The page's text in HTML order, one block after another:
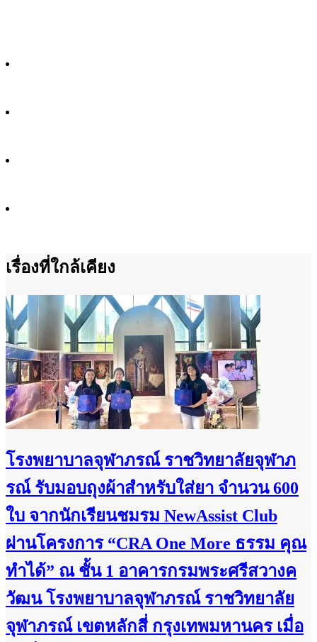
เรื่องที่ใกล้เคียง
โรงพยาบาลจุฬาภรณ์ ราชวิทยาลัยจุฬาภ
รณ์ รับมอบถุงผ้าสำหรับใส่ยา จำนวน 600
ใบ จากนักเรียนชมรม NewAssist Club
ผ่านโครงการ “CRA One More ธรรม คุณ
ทำได้” ณ ชั้น 1 อาคารกรมพระศรีสวางค
วัฒน โรงพยาบาลจุฬาภรณ์ ราชวิทยาลัย
จุฬาภรณ์ เขตหลักสี่ กรุงเทพมหานคร เมื่อ